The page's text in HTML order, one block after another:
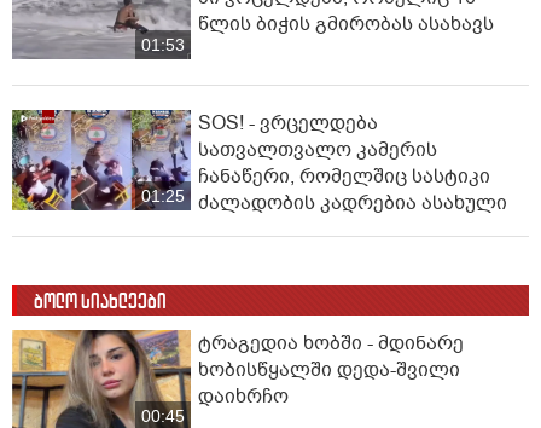
01:53
წლის ბიჭის გმირობას ასახავს
01:25
SOS! - ვრცელდება
სათვალთვალო კამერის
ჩანაწერი, რომელშიც სასტიკი
ძალადობის კადრებია ასახული
ბოლო სიახლეები
00:45
ტრაგედია ხობში - მდინარე
ხობისწყალში დედა-შვილი
დაიხრჩო